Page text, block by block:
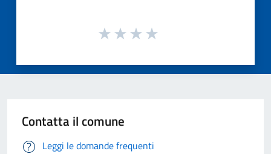
Contatta il comune
Leggi le domande frequenti